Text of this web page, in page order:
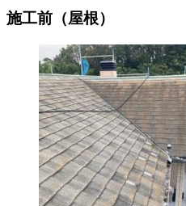
施工前（屋根）